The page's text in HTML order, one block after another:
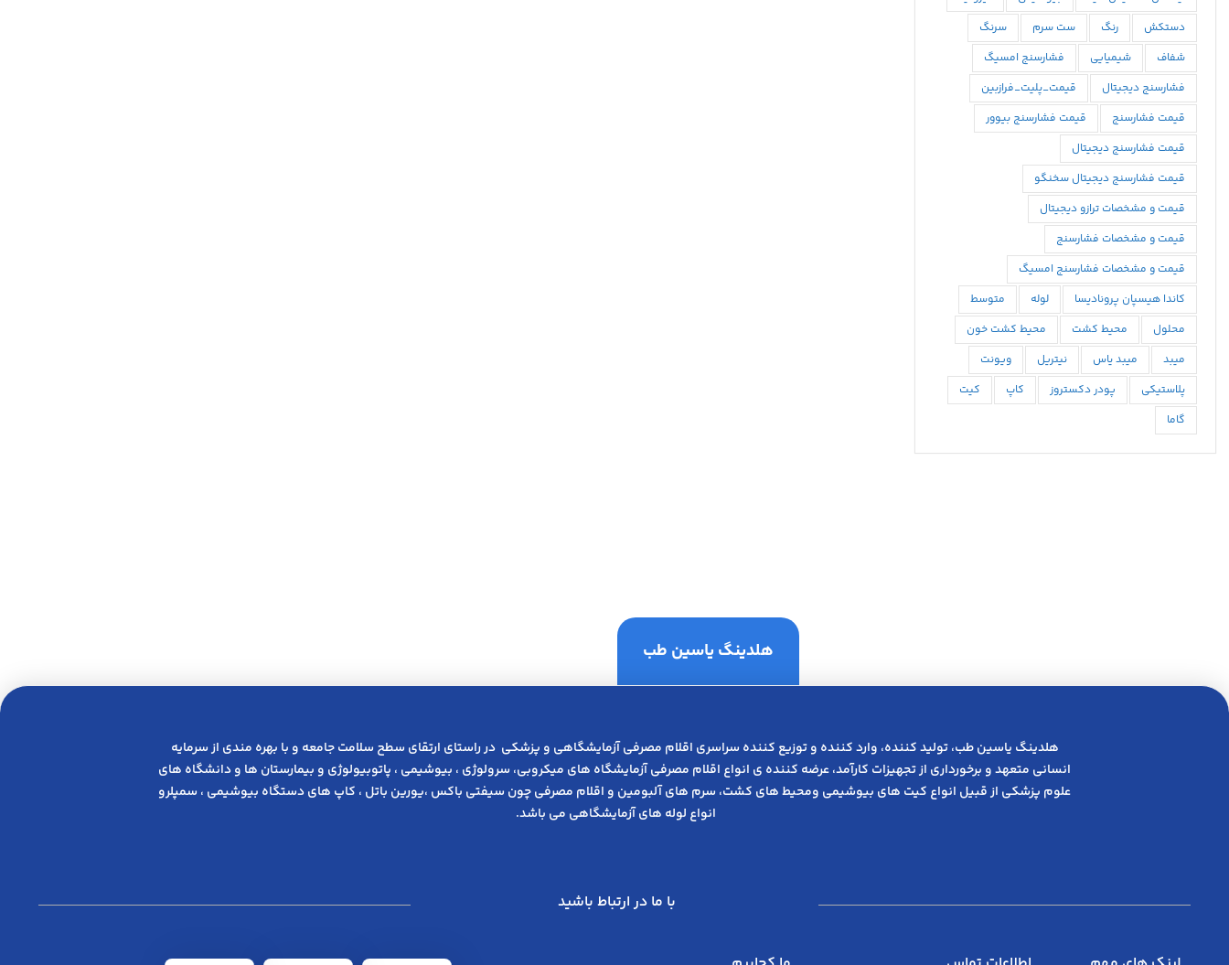
دستکش
رنگ ست سرم
سرنگ
شفاف
شیمیایی
فشارسنج امسیگ
فشارسنج دیجیتال
قیمت_پلیت_فرازبین
قیمت فشارسنج
قیمت فشارسنج بیوور
قیمت فشارسنج دیجیتال
قیمت فشارسنج دیجیتال سخنگو
قیمت و مشخصات ترازو دیجیتال
قیمت و مشخصات فشارسنج
قیمت و مشخصات فشارسنج امسیگ
كاندا هيسپان پروناديسا
لوله
متوسط
محلول
محيط كشت
محیط کشت خون
میبد
میبد یاس نیتریل
ویونت
پلاستیکی
پودر دکستروز کاپ
کیت
گاما
هلدینگ یاسین طب
هلدینگ یاسین طب، تولید کننده، وارد کننده و توزیع کننده سراسری اقلام مصرفی آزمایشگاهی و پزشکی در راﺳﺘﺎی ارﺗﻘﺎی ﺳﻄﺢ ﺳﻼﻣﺖ ﺟﺎﻣﻌﻪ و ﺑﺎ ﺑﻬﺮه ﻣﻨﺪی از ﺳﺮﻣﺎﯾﻪ
انسانی متعهد و ﺑﺮﺧﻮرداری از ﺗﺠﻬﯿﺰات ﮐﺎرآﻣﺪ، عرضه کننده ی انواع اﻗﻼم مصرفی آزﻣﺎﯾﺸﮕﺎه های میکروبی، ﺳﺮوﻟﻮژی ، ﺑﯿﻮﺷﯿﻤﯽ ، پاتوبیولوژی و بیمارستان ها و دانشگاه های
علوم پزشکی از قبیل انواع کیت های بیوشیمی ومحیط های کشت، سرم های آلبومین و اقلام مصرفی چون سیفتی باکس ،یورین باتل ، کاپ های دستگاه بیوشیمی ، سمپلرو
انواع لوله های آزمایشگاهی می باشد.
با ما در ارتباط باشید